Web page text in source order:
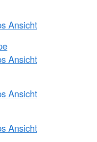
Ansicht
Ansicht
Ansicht
Ansicht